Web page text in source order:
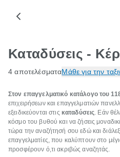
Καταδύσεις -
4 αποτελέσματαΜάθε για την
Στον επαγγελματικό κατάλογο του
επιχειρήσεων και επαγγελματιών
εξειδικεύονται στις καταδύσεις. Εάν
κόσμο του βυθού και να ζήσεις
τώρα την αναζήτησή σου εδώ και
επαγγελματίες, που καλύπτουν στο
προσφέρουν ό,τι ακριβώς αναζητάς.